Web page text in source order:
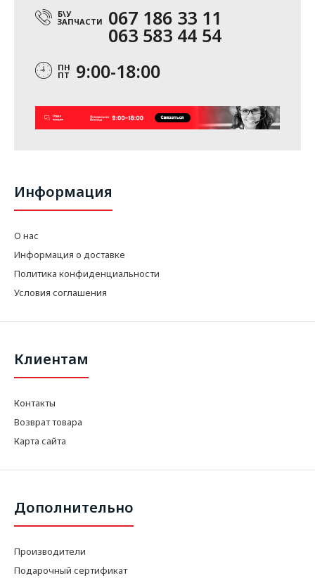
Б\У
ЗАПЧАСТИ 067 186 33 11
063 583 44 54
ПН
ПТ 9:00-18:00
Информация
О нас
Информация о доставке
Политика конфиденциальности
Условия соглашения
Клиентам
Контакты
Возврат товара
Карта сайта
Дополнительно
Производители
Подарочный сертификат